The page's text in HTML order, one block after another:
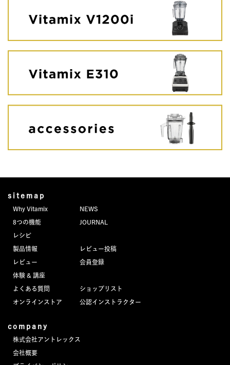
sitemap
Why Vitamix
8つの機能
レシピ
製品情報
レビュー
体験 & 講座
よくある質問
オンラインストア
NEWS
JOURNAL
レビュー投稿
会員登録
ショップリスト
公認インストラクター
company
株式会社アントレックス
会社概要